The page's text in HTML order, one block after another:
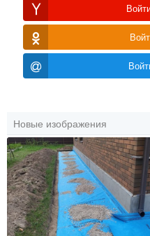
Новые изображения